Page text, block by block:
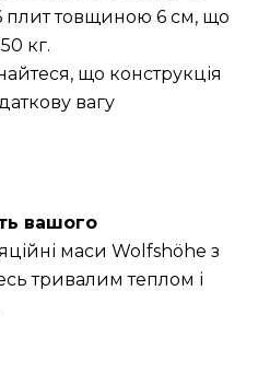
плит товщиною 6 см, що
кг.
що конструкція
вагу
вашого
маси Wolfshöhe з
тривалим теплом і